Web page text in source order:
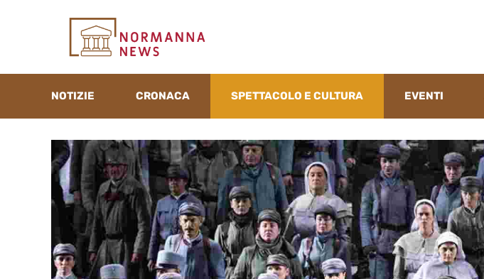
NOTIZIE CRONACA SPETTACOLO E CULTURA EVENTI